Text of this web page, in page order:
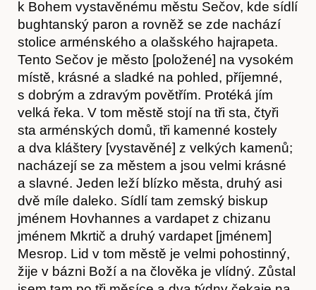
Hostcast
k Bohem vystavěnému městu Sečov, kde sídlí
bughtanský paron a rovněž se zde nachází
stolice arménského a olašského hajrapeta.
Tento Sečov je město [položené] na vysokém
místě, krásné a sladké na pohled, příjemné,
s dobrým a zdravým povětřím. Protéká jím
velká řeka. V tom městě stojí na tři sta, čtyři
sta arménských domů, tři kamenné kostely
a dva kláštery [vystavěné] z velkých kamenů;
nacházejí se za městem a jsou velmi krásné
a slavné. Jeden leží blízko města, druhý asi
dvě míle daleko. Sídlí tam zemský biskup
jménem Hovhannes a vardapet z chizanu
jménem Mkrtič a druhý vardapet [jménem]
Mesrop. Lid v tom městě je velmi pohostinný,
žije v bázni Boží a na člověka je vlídný. Zůstal